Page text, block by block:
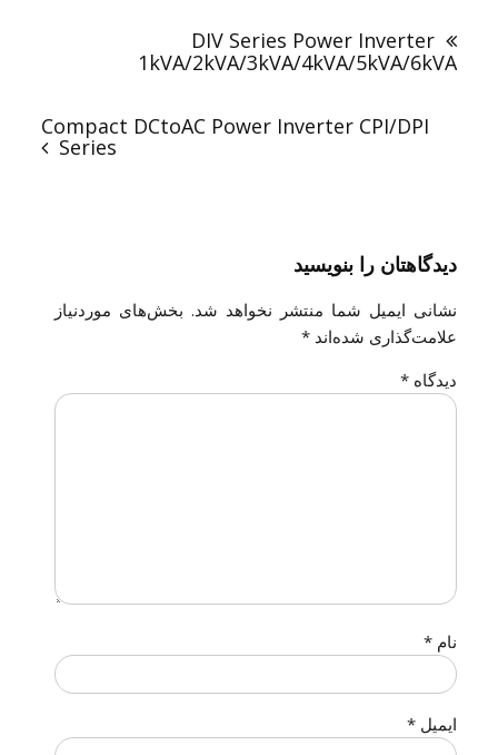
DIV Series Power Inverter
1kVA/2kVA/3kVA/4kVA/5kVA/6kVA
Compact DCtoAC Power Inverter CPI/DPI
Series
دیدگاهتان را بنویسید
نشانی ایمیل شما منتشر نخواهد شد. بخش‌های موردنیاز
علامت‌گذاری شده‌اند*
دیدگاه*
نام*
ایمیل*